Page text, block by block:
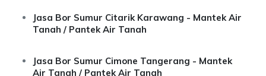
Jasa Bor Sumur Citarik Karawang - Mantek Air
Tanah / Pantek Air Tanah
Jasa Bor Sumur Cimone Tangerang - Mantek
Air Tanah / Pantek Air Tanah